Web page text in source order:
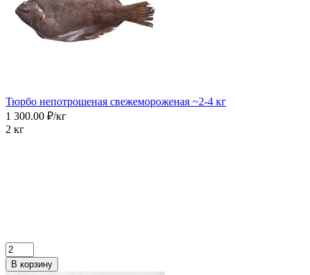
Тюрбо непотрошеная свежемороженая ~2-4 кг
1 300.00 ₽/кг
2 кг
В корзину